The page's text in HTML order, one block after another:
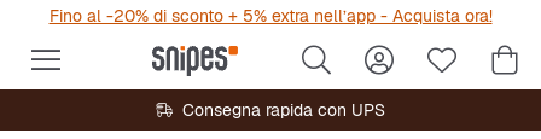
Fino al -20% di sconto + 5% extra nell’app - Acquista ora!
Consegna rapida con UPS